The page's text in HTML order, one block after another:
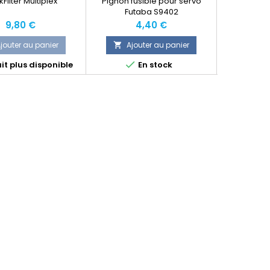
Prix
9,80 €
au panier
plus disponible
Futaba S9402
Prix
4,40 €
 Ajouter au panier
 En stock